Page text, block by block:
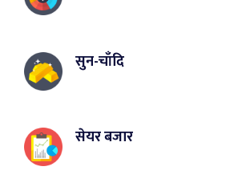
सुन-चाँदि
सेयर बजार